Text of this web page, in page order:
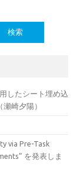
したシート埋め込
崎夕陽）
via Pre-Task
を発表しま